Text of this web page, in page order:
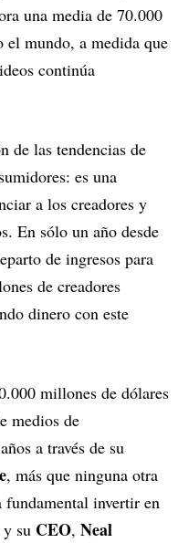
una media de 70.000
mundo, a medida que
continúa
de las tendencias de
es una
a los creadores y
En sólo un año desde
de ingresos para
de creadores
dinero con este
millones de dólares
medios de
a través de su
, más que ninguna otra
fundamental invertir en
su CEO, Neal